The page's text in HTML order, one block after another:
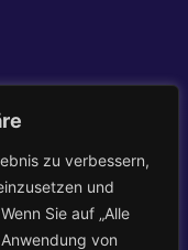
zu verbessern,
und
Sie auf „Alle
von